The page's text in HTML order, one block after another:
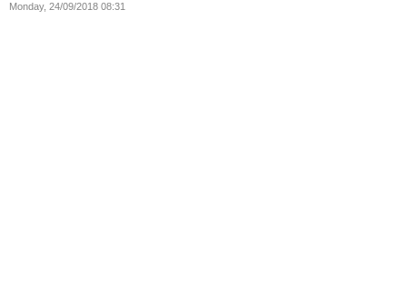
Monday, 24/09/2018 08:31